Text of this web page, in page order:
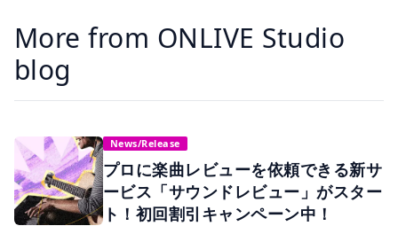
More from ONLIVE Studio
blog
News/Release
プロに楽曲レビューを依頼できる新サ
ービス「サウンドレビュー」がスター
ト！初回割引キャンペーン中！